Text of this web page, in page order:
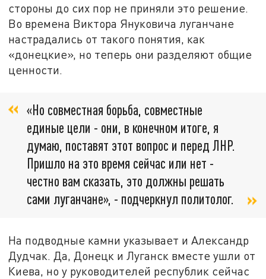
стороны до сих пор не приняли это решение.
Во времена Виктора Януковича луганчане
настрадались от такого понятия, как
«донецкие», но теперь они разделяют общие
ценности.
«Но совместная борьба, совместные
единые цели - они, в конечном итоге, я
думаю, поставят этот вопрос и перед ЛНР.
Пришло на это время сейчас или нет -
честно вам сказать, это должны решать
сами луганчане», - подчеркнул политолог.
На подводные камни указывает и Александр
Дудчак. Да, Донецк и Луганск вместе ушли от
Киева, но у руководителей республик сейчас